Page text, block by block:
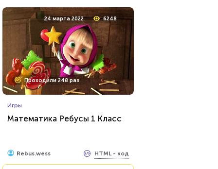
24 марта 2022 6248
Проходили 248 раз
Игры
Математика Ребусы 1 Класс
Rebus.wess HTML - код